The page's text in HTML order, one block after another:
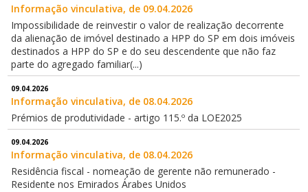
Informação vinculativa, de 09.04.2026
Impossibilidade de reinvestir o valor de realização decorrente
da alienação de imóvel destinado a HPP do SP em dois imóveis
destinados a HPP do SP e do seu descendente que não faz
parte do agregado familiar(...)
09.04.2026
Informação vinculativa, de 08.04.2026
Prémios de produtividade - artigo 115.º da LOE2025
09.04.2026
Informação vinculativa, de 08.04.2026
Residência fiscal - nomeação de gerente não remunerado -
Residente nos Emirados Árabes Unidos